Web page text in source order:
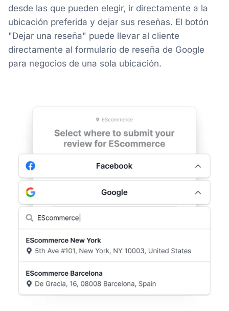
desde las que pueden elegir, ir directamente a la
ubicación preferida y dejar sus reseñas. El botón
"Dejar una reseña" puede llevar al cliente
directamente al formulario de reseña de Google
para negocios de una sola ubicación.